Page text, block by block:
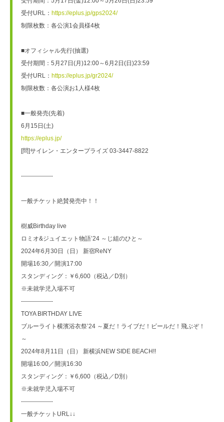
受付URL： https://eplus.jp/gps2024/
制限枚数：各公演1会員様4枚
■オフィシャル先行(抽選)
受付期間：5月27日(月)12:00～6月2日(日)23:59
受付URL： https://eplus.jp/gr2024/
制限枚数：各公演お1人様4枚
■一般発売(先着)
6月15日(土)
https://eplus.jp/
[問]サイレン・エンタープライズ 03-3447-8822
----------------
一般チケット絶賛発売中！！
樹威Birthday live
ロミオ&ジュイエット物語’24 ～じ組のひと～
2024年6月30日（日） 新宿ReNY
開場16:30／開演17:00
スタンディング：￥6,600（税込／D別）
※未就学児入場不可
----------------
TOYA BIRTHDAY LIVE
ブルーライト横濱浴衣祭’24 ～夏だ！ライブだ！ビールだ！飛ぶぞ！
～
2024年8月11日（日） 新横浜NEW SIDE BEACH!!
開場16:00／開演16:30
スタンディング：￥6,600（税込／D別）
※未就学児入場不可
----------------
一般チケットURL↓↓